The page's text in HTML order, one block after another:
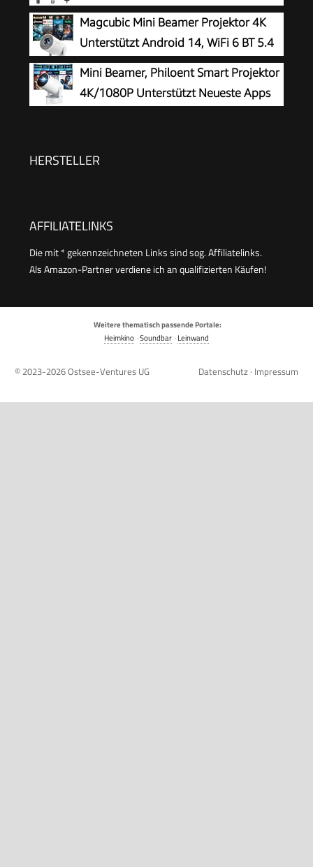
15000L
Magcubic Mini Beamer Projektor 4K
Unterstützt Android 14, WiFi 6 BT 5.4
Mini Beamer, Philoent Smart Projektor
4K/1080P Unterstützt Neueste Apps
Ultrakurzdistanzbeamer bietet großes Bild im
HERSTELLER
AFFILIATELINKS
Die mit * gekennzeichneten Links sind sog. Affiliatelinks.
Als Amazon-Partner verdiene ich an qualifizierten Käufen!
Weitere thematisch passende Portale:
Heimkino ·Soundbar ·Leinwand
© 2023-2026Ostsee-Ventures UG Datenschutz · Impressum